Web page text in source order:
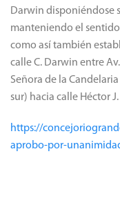
Darwin disponiéndose
manteniendo el
como así también
calle C. Darwin entre
Señora de la
sur) hacia calle Héctor
https://
aprobo-por-